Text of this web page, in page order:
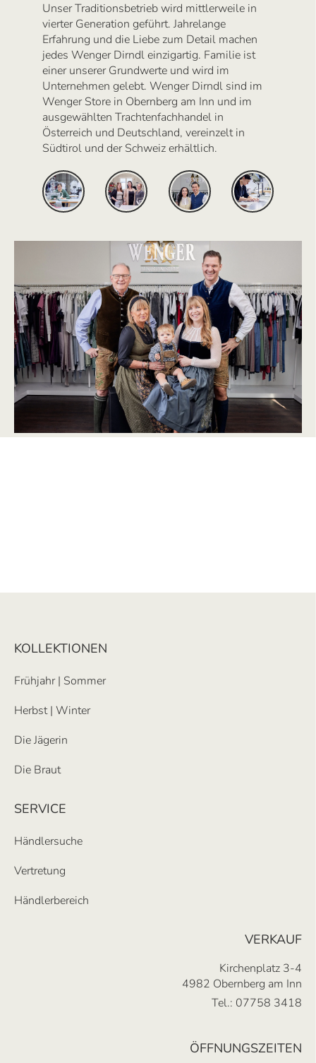
Unser Traditionsbetrieb wird mittlerweile in
vierter Generation geführt. Jahrelange
Erfahrung und die Liebe zum Detail machen
jedes Wenger Dirndl einzigartig. Familie ist
einer unserer Grundwerte und wird im
Unternehmen gelebt. Wenger Dirndl sind im
Wenger Store in Obernberg am Inn und im
ausgewählten Trachtenfachhandel in
Österreich und Deutschland, vereinzelt in
Südtirol und der Schweiz erhältlich.
KOLLEKTIONEN
Frühjahr | Sommer
Herbst | Winter
Die Jägerin
Die Braut
SERVICE
Händlersuche
Vertretung
Händlerbereich
VERKAUF
Kirchenplatz 3-4
4982 Obernberg am Inn
Tel.: 07758 3418
ÖFFNUNGSZEITEN